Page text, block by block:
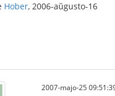
Hober, 2006-aŭgusto-16
2007-majo-25